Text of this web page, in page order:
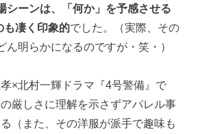
シーンは、「何か」を予感させる
も凄く印象的でした。（実際、その
ん明らかになるのですが・笑・）
×北村一輝ドラマ『4号警備』で
厳しさに理解を示さずアパレル事
（また、その洋服が派手で趣味も